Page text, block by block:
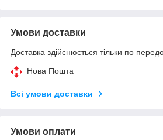
Умови доставки
Доставка здійснюється тільки по
Нова Пошта
Всі умови доставки
Умови оплати